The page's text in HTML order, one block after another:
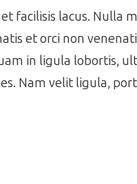
facilisis lacus. Nulla
et orci non
in ligula lobortis,
Nam velit ligula,